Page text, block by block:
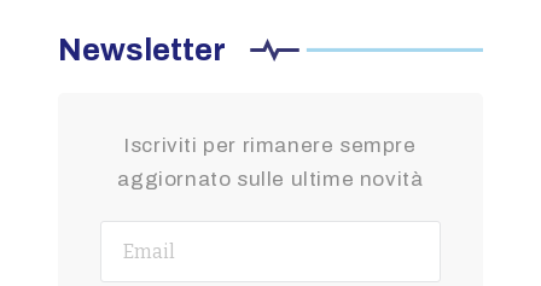
Newsletter
Iscriviti per rimanere sempre
aggiornato sulle ultime novità